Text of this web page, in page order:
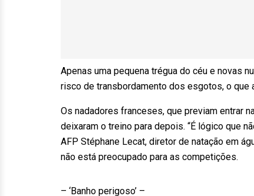
Apenas uma pequena trégua do céu e novas
risco de transbordamento dos esgotos, o que
Os nadadores franceses, que previam entrar
deixaram o treino para depois. “É lógico que
AFP Stéphane Lecat, diretor de natação em
não está preocupado para as competições.
– ‘Banho perigoso’ –